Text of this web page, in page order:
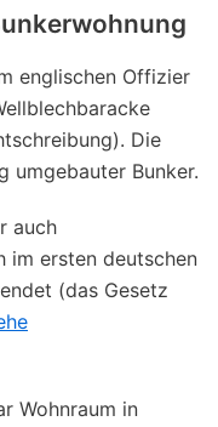
englischen Offizier
Die
umgebauter Bunker.
auch
im ersten deutschen
(das Gesetz
Wohnraum in